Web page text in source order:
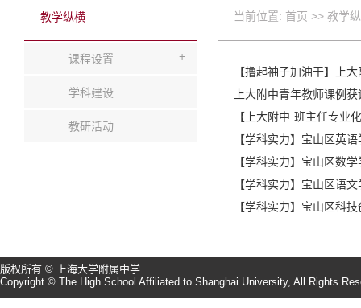
教学纵横
课程设置 +
学科建设
教研活动
当前位置: 首页 >> 教学
【撸起袖子加油干】上
上大附中青年教师课例
【上大附中·班主任专业
【学科实力】宝山区英
【学科实力】宝山区数
【学科实力】宝山区语
【学科实力】宝山区科
版权所有 © 上海大学附属中学
Copyright © The High School Affiliated to Shanghai University, All Rights